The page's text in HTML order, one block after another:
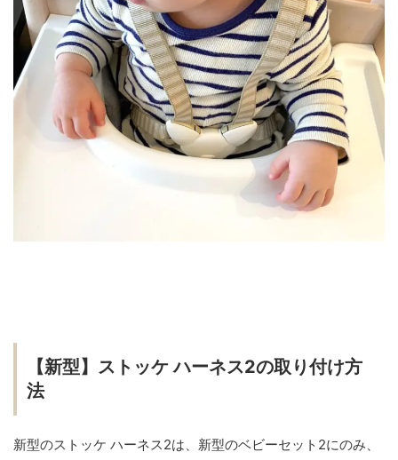
【新型】ストッケ ハーネス2の取り付け方
法
新型のストッケ ハーネス2は、新型のベビーセット2にのみ、